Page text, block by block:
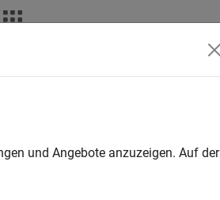
und Angebote anzuzeigen. Auf der